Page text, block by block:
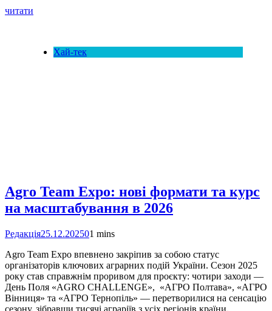
читати
Хай-тек
Agro Team Expo: нові формати та курс
на масштабування в 2026
Редакція25.12.202501 mins
Agro Team Expo впевнено закріпив за собою статус
організаторів ключових аграрних подій України. Сезон 2025
року став справжнім проривом для проєкту: чотири заходи —
День Поля «AGRO CHALLENGE», «АГРО Полтава», «АГРО
Вінниця» та «АГРО Тернопіль» — перетворилися на сенсацію